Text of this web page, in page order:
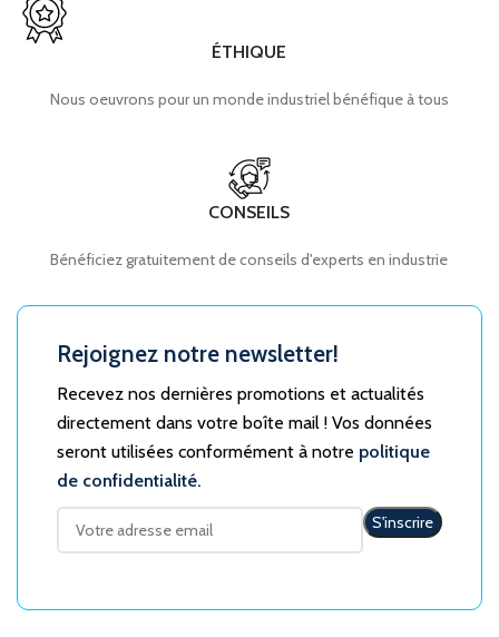
ÉTHIQUE
Nous oeuvrons pour un monde industriel bénéfique à tous
CONSEILS
Bénéficiez gratuitement de conseils d'experts en industrie
Rejoignez notre newsletter!
Recevez nos dernières promotions et actualités
directement dans votre boîte mail ! Vos données
seront utilisées conformément à notre politique
de confidentialité.